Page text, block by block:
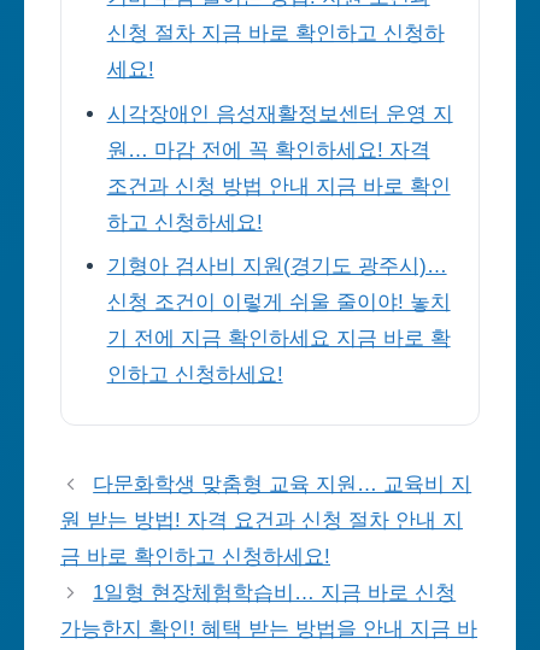
신청 절차 지금 바로 확인하고 신청하
세요!
시각장애인 음성재활정보센터 운영 지
원… 마감 전에 꼭 확인하세요! 자격
조건과 신청 방법 안내 지금 바로 확인
하고 신청하세요!
기형아 검사비 지원(경기도 광주시)…
신청 조건이 이렇게 쉬울 줄이야! 놓치
기 전에 지금 확인하세요 지금 바로 확
인하고 신청하세요!
다문화학생 맞춤형 교육 지원… 교육비 지
원 받는 방법! 자격 요건과 신청 절차 안내 지
금 바로 확인하고 신청하세요!
1일형 현장체험학습비… 지금 바로 신청
가능한지 확인! 혜택 받는 방법을 안내 지금 바